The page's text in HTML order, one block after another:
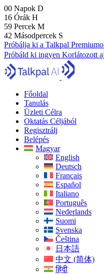
00 Napok D
16 Órák H
59 Percek M
41 Másodpercek S
Próbálja ki a Talkpal
Próbáld ki ingyen Korlátozott
Főoldal
Tanulás
Üzleti Célra
Oktatás Céljából
Regisztrálj
Belépés
Magyar
English
Deutsch
Français
Español
Italiano
Português
Nederlands
Suomi
Svenska
Čeština
日本語
中文 (简体)
हिंदी